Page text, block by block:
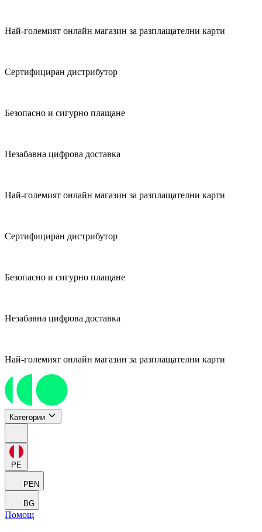
Най-големият онлайн магазин за разплащателни карти
Сертифициран дистрибутор
Безопасно и сигурно плащане
Незабавна цифрова доставка
Най-големият онлайн магазин за разплащателни карти
Сертифициран дистрибутор
Безопасно и сигурно плащане
Незабавна цифрова доставка
Най-големият онлайн магазин за разплащателни карти
Категории
PE
PEN
BG
Помощ